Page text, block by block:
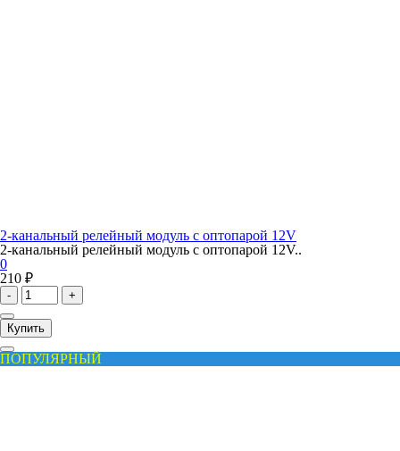
2-канальный релейный модуль с оптопарой 12V
2-канальный релейный модуль с оптопарой 12V..
0
210 ₽
- +
Купить
ПОПУЛЯРНЫЙ